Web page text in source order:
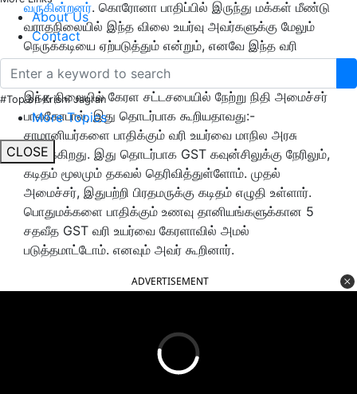
About Us
Contact
#Top on Krishi Jagran
More Topics
CLOSE
வருகின்றனர். கொரோனா பாதிப்பில் இருந்து மக்கள் மீண்டு
வராதநிலையில் இந்த விலை உயர்வு அவர்களுக்கு மேலும்
நெருக்கடியை ஏற்படுத்தும் என்றும், எனவே இந்த வரி
உயர்வை கைவிட வேண்டும் எனவும் வலியுறுத்தியிருந்தனர்.
இந்த நிலையில் கேரள சட்டசபையில் நேற்று நிதி அமைச்சர்
பாலகோபால், இது தொடர்பாக கூறியதாவது:-
சாமானியர்களை பாதிக்கும் வரி உயர்வை மாநில அரசு
எதிர்க்கிறது. இது தொடர்பாக GST கவுன்சிலுக்கு நேரிலும்,
கடிதம் மூலமும் தகவல் தெரிவித்துள்ளோம். முதல்
அமைச்சர், இதுபற்றி பிரதமருக்கு கடிதம் எழுதி உள்ளார்.
பொதுமக்களை பாதிக்கும் உணவு தானியங்களுக்கான 5
சதவீத GST வரி உயர்வை கேரளாவில் அமல்
படுத்தமாட்டோம். எனவும் அவர் கூறினார்.
ADVERTISEMENT